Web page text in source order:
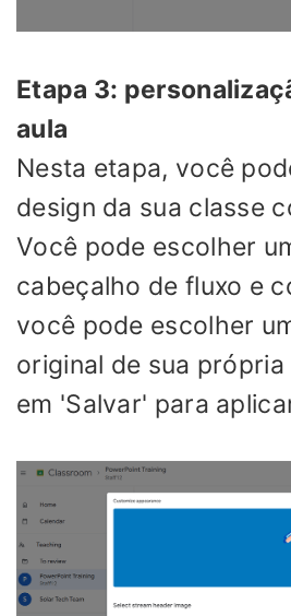
Etapa 3:
aula
Nesta etapa, você
design da sua classe
Você pode escolher
cabeçalho de fluxo e
você pode escolher
original de sua
em 'Salvar' para